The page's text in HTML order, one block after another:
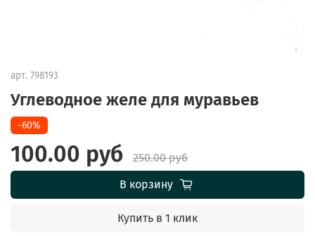
арт. 798193
Углеводное желе для муравьев
-60%
100.00 руб
250.00 руб
В корзину
Купить в 1 клик